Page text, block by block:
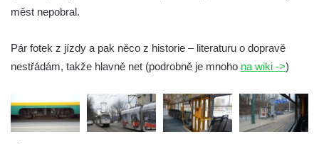
měst nepobral.
Pár fotek z jízdy a pak něco z historie – literaturu o dopravě
nestřádám, takže hlavně net (podrobně je mnoho na wiki ->)